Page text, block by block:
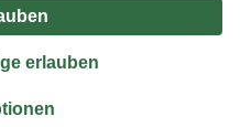
Vertrag widerrufen